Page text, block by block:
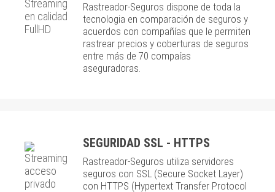
Rastreador-Seguros dispone de toda la
tecnologia en comparación de seguros y
acuerdos con compañías que le permiten
rastrear precios y coberturas de seguros
entre más de 70 compaías
aseguradoras.
SEGURIDAD SSL - HTTPS
Rastreador-Seguros utiliza servidores
seguros con SSL (Secure Socket Layer)
con HTTPS (Hypertext Transfer Protocol